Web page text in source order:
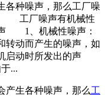
各种噪声，那么工厂噪
工厂噪声有机械性
声 1、机械性噪声：
转动而产生的噪声，如
启动时所发出的声
...
生各种噪声，那么工